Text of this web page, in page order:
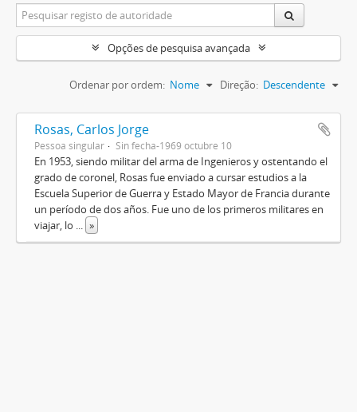
Opções de pesquisa avançada
Ordenar por ordem: Nome Direção: Descendente
Rosas, Carlos Jorge
Pessoa singular Sin fecha-1969 octubre 10
En 1953, siendo militar del arma de Ingenieros y ostentando el
grado de coronel, Rosas fue enviado a cursar estudios a la
Escuela Superior de Guerra y Estado Mayor de Francia durante
un período de dos años. Fue uno de los primeros militares en
viajar, lo ... »